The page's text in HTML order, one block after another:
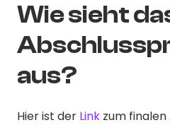
Wie sieht
aus?
Hier ist der Link zum